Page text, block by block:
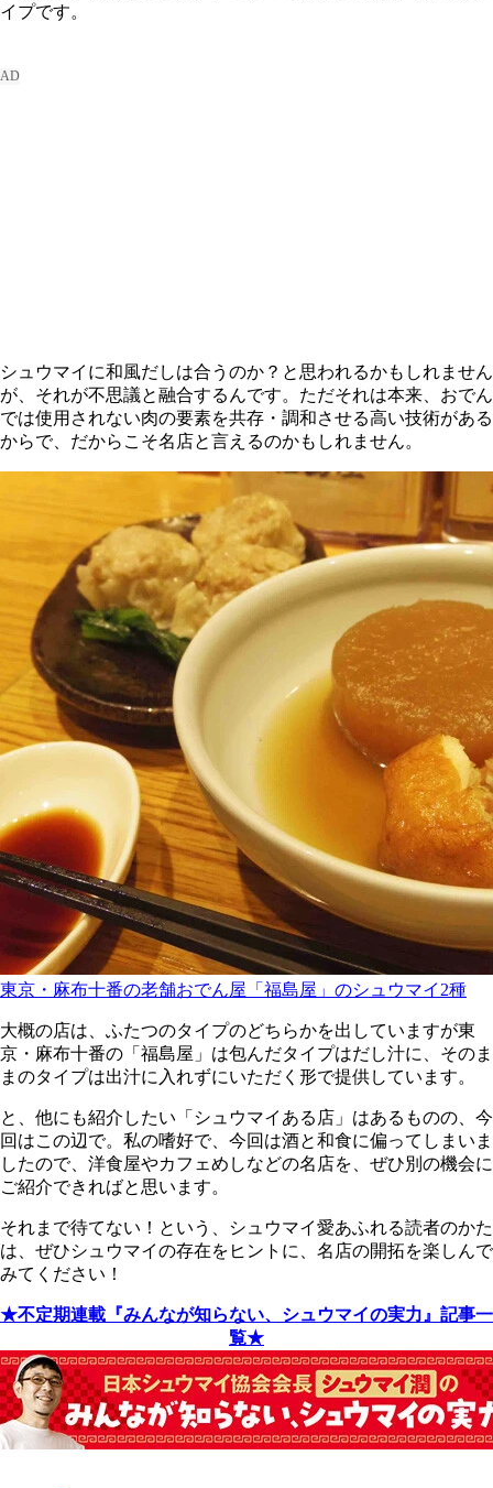
イプです。
シュウマイに和風だしは合うのか？と思われるかもしれません
が、それが不思議と融合するんです。ただそれは本来、おでん
では使用されない肉の要素を共存・調和させる高い技術がある
からで、だからこそ名店と言えるのかもしれません。
東京・麻布十番の老舗おでん屋「福島屋」のシュウマイ2種
大概の店は、ふたつのタイプのどちらかを出していますが東
京・麻布十番の「福島屋」は包んだタイプはだし汁に、そのま
まのタイプは出汁に入れずにいただく形で提供しています。
と、他にも紹介したい「シュウマイある店」はあるものの、今
回はこの辺で。私の嗜好で、今回は酒と和食に偏ってしまいま
したので、洋食屋やカフェめしなどの名店を、ぜひ別の機会に
ご紹介できればと思います。
それまで待てない！という、シュウマイ愛あふれる読者のかた
は、ぜひシュウマイの存在をヒントに、名店の開拓を楽しんで
みてください！
★不定期連載『みんなが知らない、シュウマイの実力』記事一
覧★